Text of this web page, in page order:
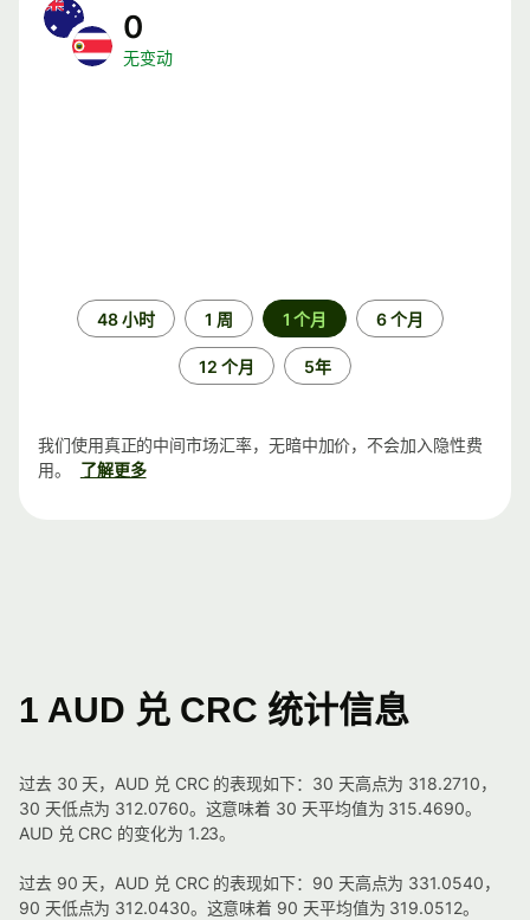
0
无变动
48 小时 1 周 1 个月 6 个月
12 个月 5年
我们使用真正的中间市场汇率，无暗中加价，不会加入隐性费
用。
了解更多
1 AUD 兑 CRC 统计信息
过去 30 天，AUD 兑 CRC 的表现如下：30 天高点为 318.2710，
30 天低点为 312.0760。这意味着 30 天平均值为 315.4690。
AUD 兑 CRC 的变化为 1.23。
过去 90 天，AUD 兑 CRC 的表现如下：90 天高点为 331.0540，
90 天低点为 312.0430。这意味着 90 天平均值为 319.0512。